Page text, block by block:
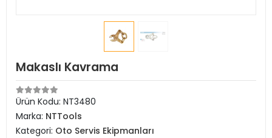
Makaslı Kavrama
Ürün Kodu: NT3480
Marka: NTTools
Kategori: Oto Servis Ekipmanları